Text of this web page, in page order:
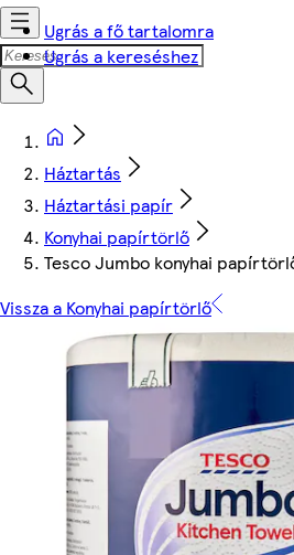
Ugrás a fő tartalomra
Ugrás a kereséshez
Háztartás
Háztartási papír
Konyhai papírtörlő
Tesco Jumbo konyhai
Vissza a Konyhai papírtörlő